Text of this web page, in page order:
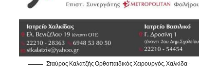
Σταύρος Καλατζής Ορθοπαιδικός Χειρουργός, Χαλκίδα -